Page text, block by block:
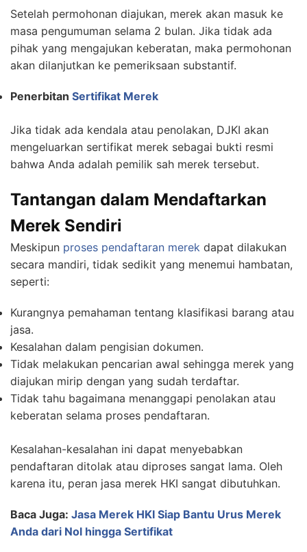
Setelah permohonan diajukan, merek akan masuk ke
masa pengumuman selama 2 bulan. Jika tidak ada
pihak yang mengajukan keberatan, maka permohonan
akan dilanjutkan ke pemeriksaan substantif.
Penerbitan Sertifikat Merek
Jika tidak ada kendala atau penolakan, DJKI akan
mengeluarkan sertifikat merek sebagai bukti resmi
bahwa Anda adalah pemilik sah merek tersebut.
Tantangan dalam Mendaftarkan
Merek Sendiri
Meskipun proses pendaftaran merek dapat dilakukan
secara mandiri, tidak sedikit yang menemui hambatan,
seperti:
Kurangnya pemahaman tentang klasifikasi barang atau
jasa.
Kesalahan dalam pengisian dokumen.
Tidak melakukan pencarian awal sehingga merek yang
diajukan mirip dengan yang sudah terdaftar.
Tidak tahu bagaimana menanggapi penolakan atau
keberatan selama proses pendaftaran.
Kesalahan-kesalahan ini dapat menyebabkan
pendaftaran ditolak atau diproses sangat lama. Oleh
karena itu, peran jasa merek HKI sangat dibutuhkan.
Baca Juga: Jasa Merek HKI Siap Bantu Urus Merek
Anda dari Nol hingga Sertifikat